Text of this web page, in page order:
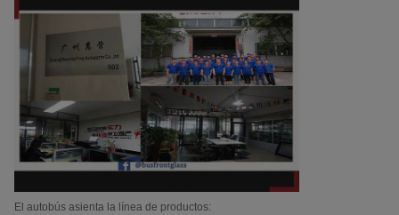
El autobús asienta la línea de productos: